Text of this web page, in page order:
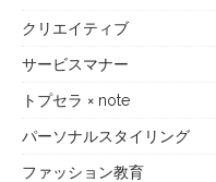
クリエイティブ
サービスマナー
トプセラ × note
パーソナルスタイリング
ファッション教育